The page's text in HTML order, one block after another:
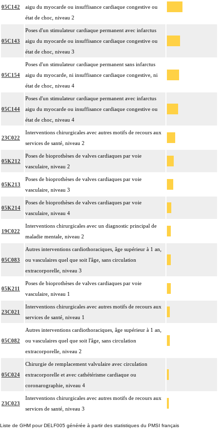
05C142
aigu du myocarde ou insuffisance cardiaque congestive ou
état de choc, niveau 2
05C143
Poses d'un stimulateur cardiaque permanent avec infarctus
aigu du myocarde ou insuffisance cardiaque congestive ou
état de choc, niveau 3
05C154
Poses d'un stimulateur cardiaque permanent sans infarctus
aigu du myocarde, ni insuffisance cardiaque congestive, ni
état de choc, niveau 4
05C144
Poses d'un stimulateur cardiaque permanent avec infarctus
aigu du myocarde ou insuffisance cardiaque congestive ou
état de choc, niveau 4
23C022
Interventions chirurgicales avec autres motifs de recours aux
services de santé, niveau 2
05K212
Poses de bioprothèses de valves cardiaques par voie
vasculaire, niveau 2
05K213
Poses de bioprothèses de valves cardiaques par voie
vasculaire, niveau 3
05K214
Poses de bioprothèses de valves cardiaques par voie
vasculaire, niveau 4
19C022
Interventions chirurgicales avec un diagnostic principal de
maladie mentale, niveau 2
05C083
Autres interventions cardiothoraciques, âge supérieur à 1 an,
ou vasculaires quel que soit l'âge, sans circulation
extracorporelle, niveau 3
05K211
Poses de bioprothèses de valves cardiaques par voie
vasculaire, niveau 1
23C021
Interventions chirurgicales avec autres motifs de recours aux
services de santé, niveau 1
05C082
Autres interventions cardiothoraciques, âge supérieur à 1 an,
ou vasculaires quel que soit l'âge, sans circulation
extracorporelle, niveau 2
05C024
Chirurgie de remplacement valvulaire avec circulation
extracorporelle et avec cathétérisme cardiaque ou
coronarographie, niveau 4
23C023
Interventions chirurgicales avec autres motifs de recours aux
services de santé, niveau 3
Liste de GHM pour DELF005 générée à partir des statistiques du PMSI français